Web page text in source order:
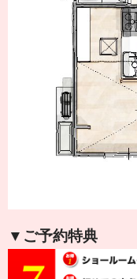
▼ご予約特典